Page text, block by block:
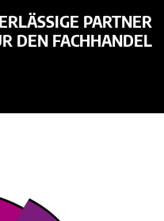
PARTNER
DEN FACHHANDEL